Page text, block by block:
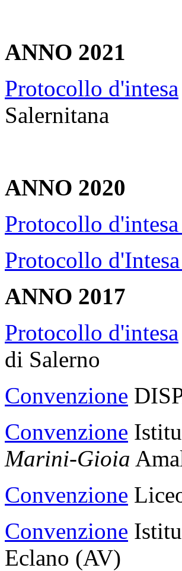
ANNO 2021
Protocollo d'intesa
Salernitana
ANNO 2020
Protocollo d'intesa
Protocollo d'Intesa
ANNO 2017
Protocollo d'intesa
di Salerno
Convenzione
Convenzione
Marini-Gioia
Convenzione
Convenzione
Eclano (AV)